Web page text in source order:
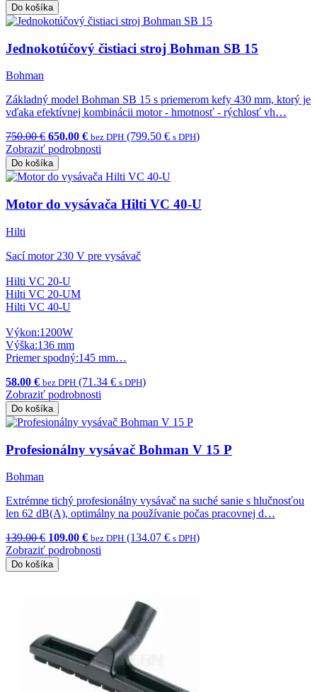
Do košíka
Jednokotúčový čistiaci stroj Bohman SB 15
Bohman
Základný model Bohman SB 15 s priemerom kefy 430 mm, ktorý je
vďaka efektívnej kombinácii motor - hmotnosť - rýchlosť vh…
750.00 € 650.00 € bez DPH (799.50 € s DPH)
Zobraziť podrobnosti
Do košíka
Motor do vysávača Hilti VC 40-U
Hilti
Sací motor 230 V pre vysávač
Hilti VC 20-U
Hilti VC 20-UM
Hilti VC 40-U
Výkon:1200W
Výška:136 mm
Priemer spodný:145 mm…
58.00 € bez DPH (71.34 € s DPH)
Zobraziť podrobnosti
Do košíka
Profesionálny vysávač Bohman V 15 P
Bohman
Extrémne tichý profesionálny vysávač na suché sanie s hlučnosťou
len 62 dB(A), optimálny na používanie počas pracovnej d…
139.00 € 109.00 € bez DPH (134.07 € s DPH)
Zobraziť podrobnosti
Do košíka